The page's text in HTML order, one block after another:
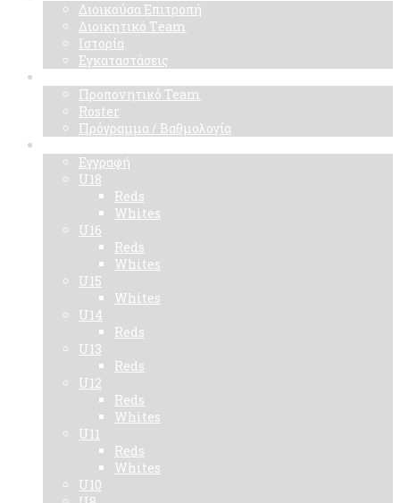
Διοικούσα Επιτροπή
Διοικητικό Τeam
Ιστορία
Εγκαταστάσεις
Προπονητικό Team
Roster
Πρόγραμμα / Βαθμολογία
Εγγραφή
U18
Reds
Whites
U16
Reds
Whites
U15
Whites
U14
Reds
U13
Reds
U12
Reds
Whites
U11
Reds
Whites
U10